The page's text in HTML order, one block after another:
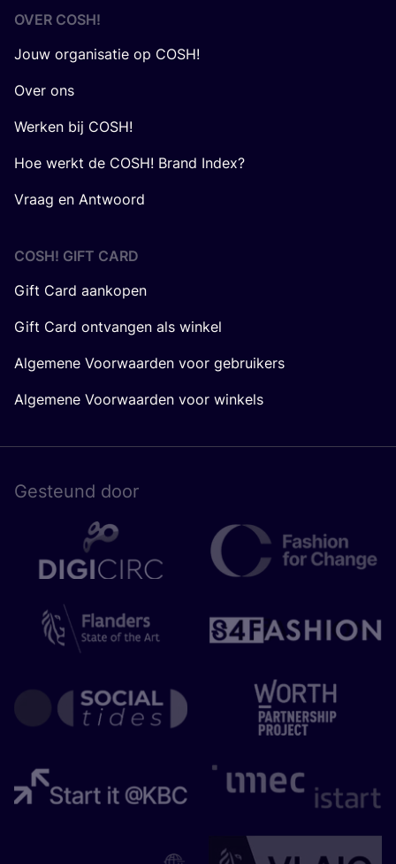
OVER COSH!
Jouw organisatie op COSH!
Over ons
Werken bij COSH!
Hoe werkt de COSH! Brand Index?
Vraag en Antwoord
COSH! GIFT CARD
Gift Card aankopen
Gift Card ontvangen als winkel
Algemene Voorwaarden voor gebruikers
Algemene Voorwaarden voor winkels
Gesteund door